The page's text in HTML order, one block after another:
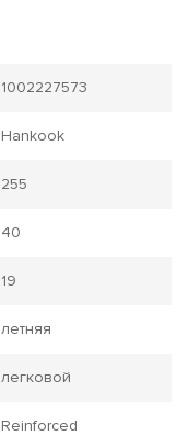
1002227573
Hankook
255
40
19
летняя
легковой
Reinforced